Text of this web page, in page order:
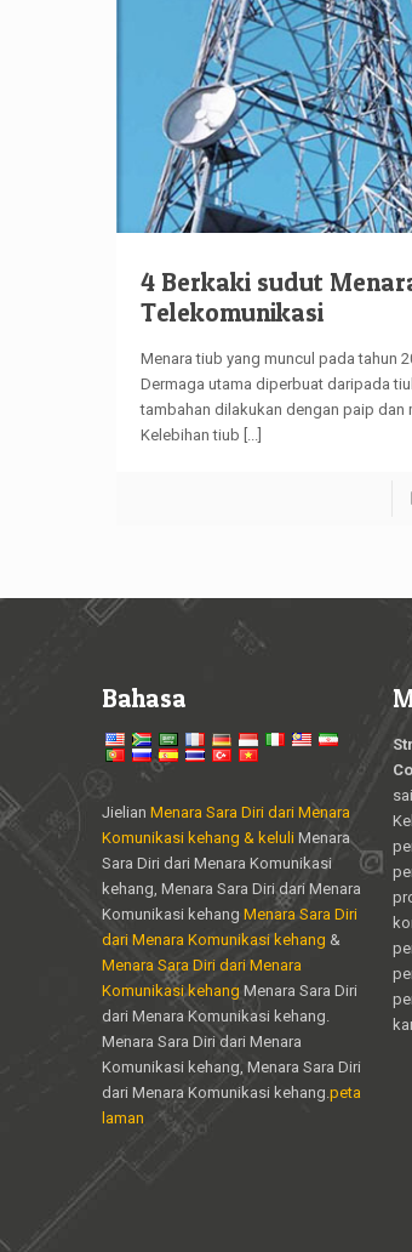
4 Berkaki sudut
Telekomunikasi
Menara tiub yang muncul pada tahun
Dermaga utama diperbuat daripada
tambahan dilakukan dengan paip dan
Kelebihan tiub
Bahasa
Jielian Menara Sara Diri dari Menara
Komunikasi kehang & keluli Menara
Sara Diri dari Menara Komunikasi
kehang, Menara Sara Diri dari Menara
Komunikasi kehang Menara Sara Diri
dari Menara Komunikasi kehang &
Menara Sara Diri dari Menara
Komunikasi kehang Menara Sara Diri
dari Menara Komunikasi kehang.
Menara Sara Diri dari Menara
Komunikasi kehang, Menara Sara Diri
dari Menara Komunikasi kehang. peta
laman